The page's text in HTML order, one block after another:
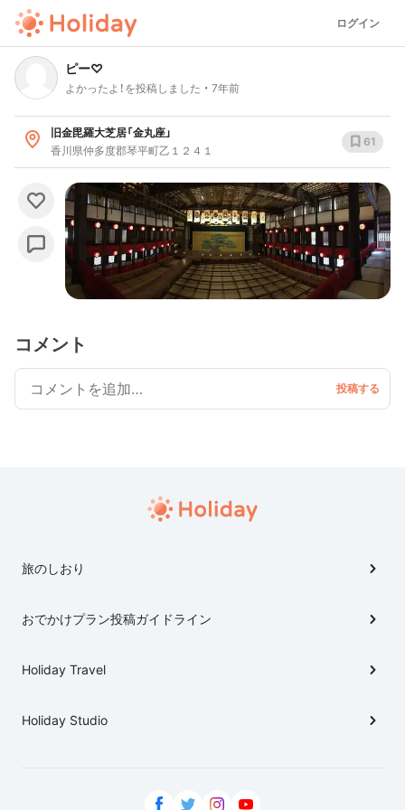
ログイン
ピー♡
よかったよ！を投稿しました 7年前
旧金毘羅大芝居「金丸座」
香川県仲多度郡琴平町乙１２４１
61
コメント
旅のしおり
おでかけプラン投稿ガイドライン
Holiday Travel
Holiday Studio